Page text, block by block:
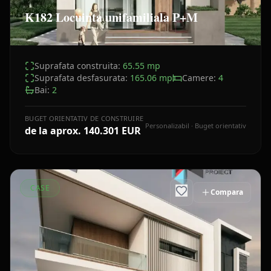
K182 Locuinta unifamiliala P+M
Suprafata construita: 65.55 mp
Suprafata desfasurata: 165.06 mp Camere: 4
Bai: 2
BUGET ORIENTATIV DE CONSTRUIRE
de la aprox. 140.301 EUR Personalizabil · Buget orientativ
Compara
CASE